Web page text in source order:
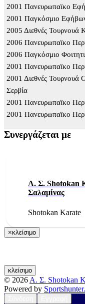
2001 Πανευρωπαϊκο
2001 Παγκόσμιο
2005 Διεθνές
2006 Πανευρωπαϊκο
2006 Παγκόσμιο
2001 Πανευρωπαϊκο
2001 Διεθνές
Σερβία
2001 Πανευρωπαϊκο
2001 Πανευρωπαϊκο
Συνεργάζεται με
Α. Σ. Shotokan
Σαλαμίνας
Shotokan Karate
×κλείσιμο
κλείσιμο
© 2026 Α. Σ. Shotokan
Powered by